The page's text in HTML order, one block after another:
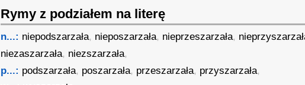
Rymy z podziałem na literę
n...: niepodszarzała, nieposzarzała, nieprzeszarzała,
niezaszarzała, niezszarzała,
p...: podszarzała, poszarzała, przeszarzała, przyszarzała,